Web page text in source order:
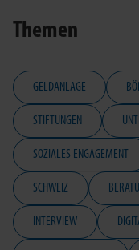
Themen
GELDANLAGE
STIFTUNGEN
SOZIALES ENGAGEMENT
SCHWEIZ
INTERVIEW